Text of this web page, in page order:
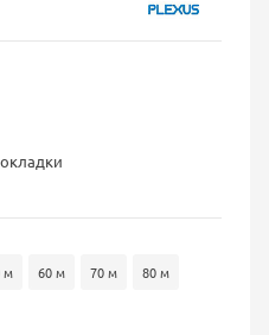
м 60 м 70 м 80 м